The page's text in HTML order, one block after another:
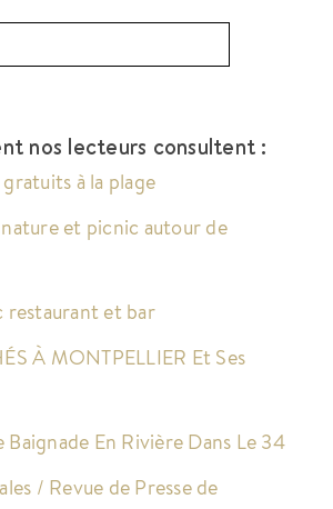
nos lecteurs consultent :
à la plage
nature et picnic autour de
restaurant et bar
À MONTPELLIER Et Ses
Baignade En Rivière Dans Le 34
/ Revue de Presse de